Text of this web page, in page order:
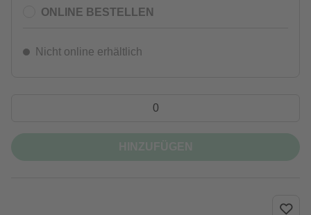
ONLINE BESTELLEN
Nicht online erhältlich